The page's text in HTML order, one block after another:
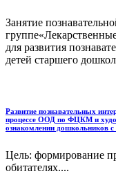
Занятие
для развития
детей старшего
Развитие познавательных
процессе ООД по ФЦКМ и
ознакомлении дошкольников
Цель: формирование
обитателях....